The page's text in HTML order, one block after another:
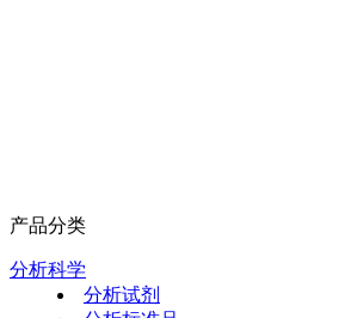
产品分类
分析科学
分析试剂